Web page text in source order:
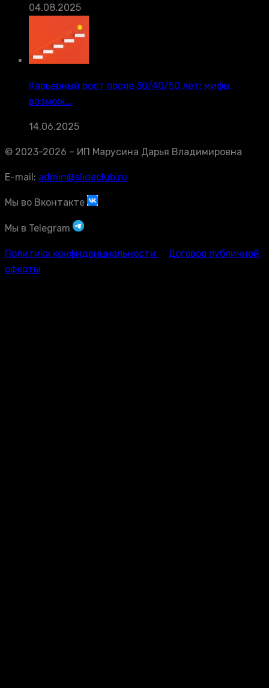
04.08.2025
Карьерный рост после 30/40/50 лет: мифы,
возмож...
14.06.2025
© 2023-2026 – ИП Марусина Дарья Владимировна
E-mail: admin@slideclub.ru
Мы во Вконтакте
Мы в Telegram
Политика конфиденциальности
Договор публичной
оферты